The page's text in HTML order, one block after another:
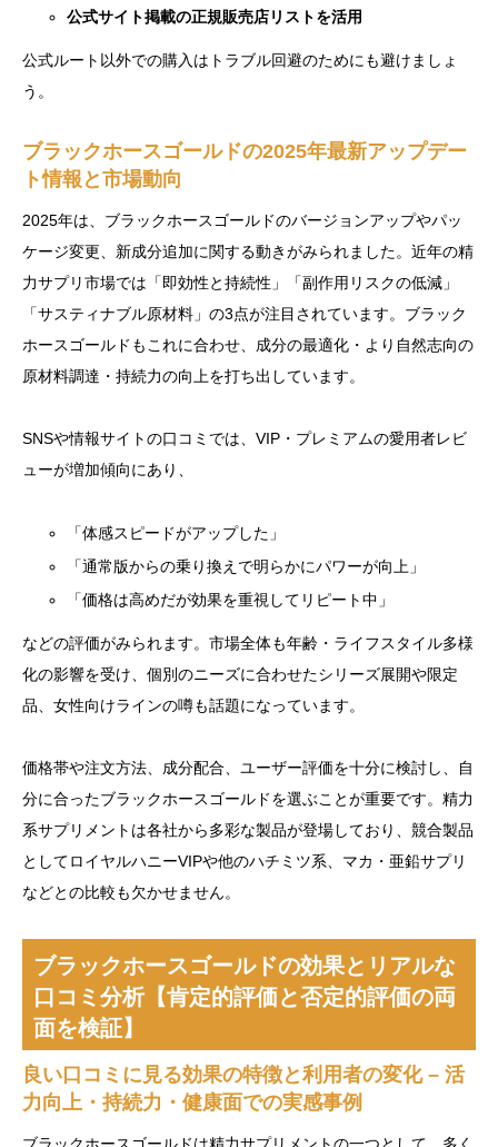
公式サイト掲載の正規販売店リストを活用
公式ルート以外での購入はトラブル回避のためにも避けましょ
う。
ブラックホースゴールドの2025年最新アップデー
ト情報と市場動向
2025年は、ブラックホースゴールドのバージョンアップやパッ
ケージ変更、新成分追加に関する動きがみられました。近年の精
力サプリ市場では「即効性と持続性」「副作用リスクの低減」
「サスティナブル原材料」の3点が注目されています。ブラック
ホースゴールドもこれに合わせ、成分の最適化・より自然志向の
原材料調達・持続力の向上を打ち出しています。
SNSや情報サイトの口コミでは、VIP・プレミアムの愛用者レビ
ューが増加傾向にあり、
「体感スピードがアップした」
「通常版からの乗り換えで明らかにパワーが向上」
「価格は高めだが効果を重視してリピート中」
などの評価がみられます。市場全体も年齢・ライフスタイル多様
化の影響を受け、個別のニーズに合わせたシリーズ展開や限定
品、女性向けラインの噂も話題になっています。
価格帯や注文方法、成分配合、ユーザー評価を十分に検討し、自
分に合ったブラックホースゴールドを選ぶことが重要です。精力
系サプリメントは各社から多彩な製品が登場しており、競合製品
としてロイヤルハニーVIPや他のハチミツ系、マカ・亜鉛サプリ
などとの比較も欠かせません。
ブラックホースゴールドの効果とリアルな
口コミ分析【肯定的評価と否定的評価の両
面を検証】
良い口コミに見る効果の特徴と利用者の変化 – 活
力向上・持続力・健康面での実感事例